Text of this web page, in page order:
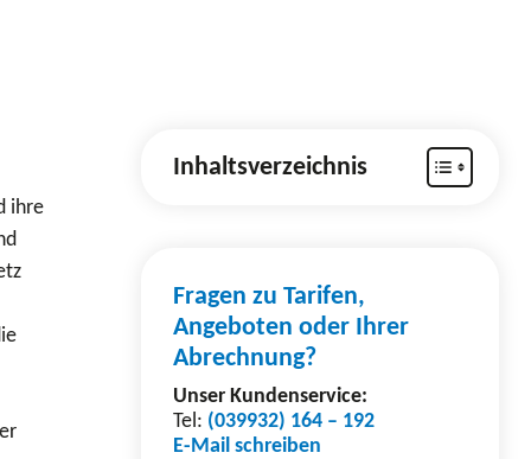
ihre
Inhaltsverzeichnis
Fragen zu Tarifen,
Angeboten oder Ihrer
Abrechnung?
Unser Kundenservice:
Tel: (039932) 164 – 192
E-Mail schreiben